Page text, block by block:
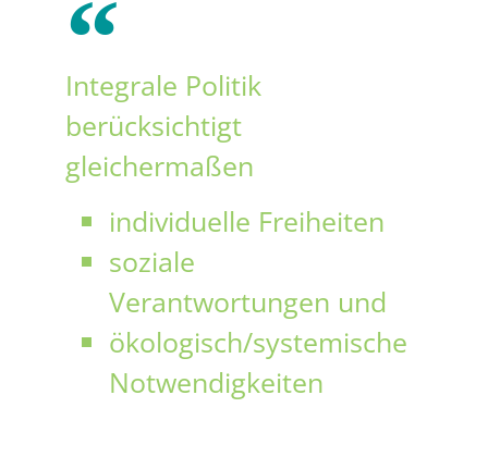
Integrale Politik
berücksichtigt
gleichermaßen
individuelle Freiheiten
soziale
Verantwortungen und
ökologisch/systemische
Notwendigkeiten